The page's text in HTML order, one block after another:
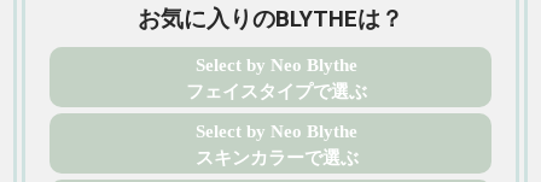
お気に入りのBLYTHEは？
Select by Neo Blythe
フェイスタイプで選ぶ
Select by Neo Blythe
スキンカラーで選ぶ